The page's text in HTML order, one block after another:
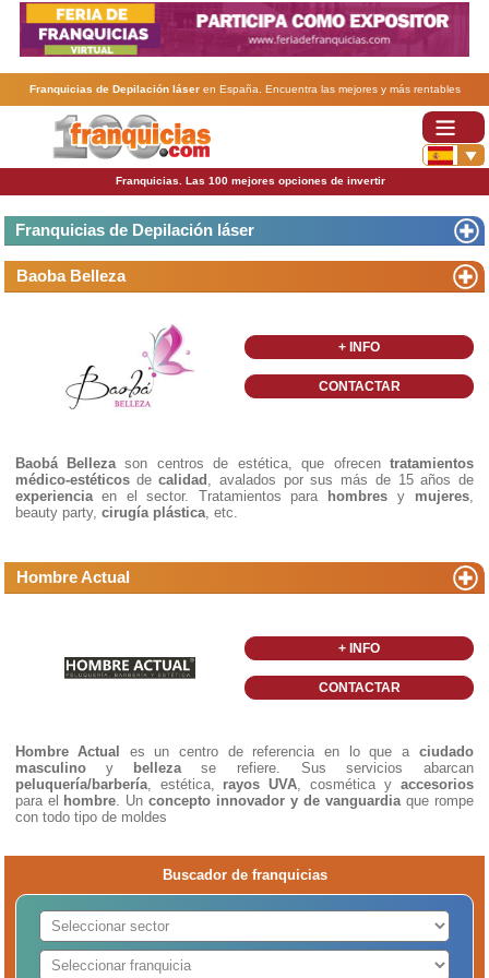
Franquicias de Depilación láseren España. Encuentra las mejores y más rentables
franquicias de Depilación láser . Abre tu negocio a través de una franquicia barata, rentable y
Franquicias. Las 100 mejores opciones de invertir
Franquicias de Depilación láser
Baoba Belleza
+ INFO
CONTACTAR
Baobá Belleza son centros de estética, que ofrecen tratamientos
médico-estéticos de calidad , avalados por sus más de 15 años de
experiencia en el sector. Tratamientos para hombres y mujeres
beauty party, cirugía plástica , etc.
Hombre Actual
+ INFO
CONTACTAR
Hombre Actual es un centro de referencia en lo que aciudado
masculino y belleza se refiere. Sus servicios abarcan
peluquería/barbería, estética, rayos UVA, cosmética y accesorios
para el hombre. Un concepto innovador y de vanguardiaque rompe
con todo tipo de moldes
Buscador de franquicias